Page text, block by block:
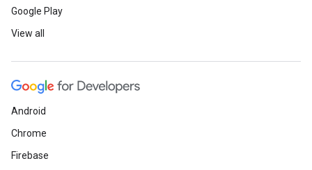
Google Play
View all
Android
Chrome
Firebase